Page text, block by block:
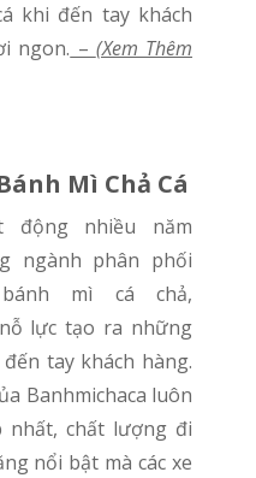
khi đến tay khách
ngon. – (Xem Thêm
Mì Chả Cá
ngành phân phối
mì cá chả,
lực tạo ra những
tay khách hàng.
Banhmichaca luôn
nhất, chất lượng đi
nổi bật mà các xe